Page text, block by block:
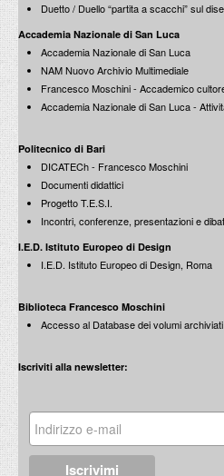
Duetto / Duello “partita a scacchi” sul
Accademia Nazionale di San Luca
Accademia Nazionale di San Luca
NAM Nuovo Archivio Multimediale
Francesco Moschini - Accademico
Accademia Nazionale di San Luca -
Politecnico di Bari
DICATECh - Francesco Moschini
Documenti didattici
Progetto T.E.S.I.
Incontri, conferenze, presentazioni e
I.E.D. Istituto Europeo di Design
I.E.D. Istituto Europeo di Design, Roma
Biblioteca Francesco Moschini
Accesso al Database dei volumi archiviati
Iscriviti alla newsletter: